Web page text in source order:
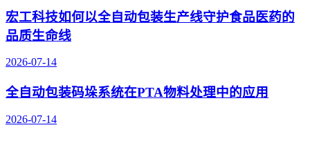
宏工科技如何以全自动包装生产线守护食品医药的
品质生命线
2026-07-14
全自动包装码垛系统在PTA物料处理中的应用
2026-07-14